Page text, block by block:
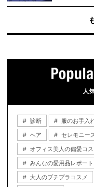
人
診断 服のお手入
ヘア
セレモニー
オフィス美人の偏愛コス
みんなの愛用品レポート
大人のプチプラコスメ